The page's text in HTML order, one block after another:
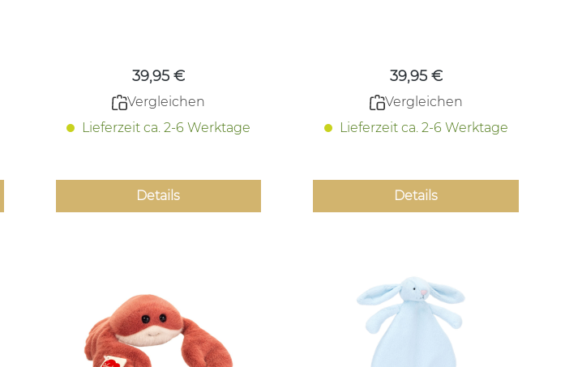
39,95 €
Vergleichen
Lieferzeit ca. 2-6 Werktage
Details
39,95 €
Vergleichen
Lieferzeit ca. 2-6 Werktage
Details